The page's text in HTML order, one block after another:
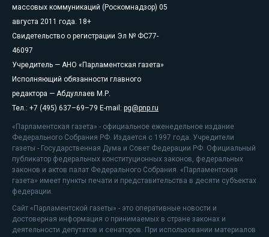
массовых коммуникаций (Роскомнадзор) 05
августа 2011 года. 18+
Свидетельство о регистрации Эл № ФС77-
46097
Учредитель — АНО «Парламентская газета»
Исполняющий обязанности главного
редактора — Абдуллаев М.Р.
Тел.: +7 (495) 637–69–79 E-mail: pg@pnp.ru
«Парламентская газета» - официальное еженедельное издание
Федерального Собрания РФ. Издается с 1997 года. Учредители
газеты - Государственная Дума и Совет Федерации РФ. Официальный
публикатор федеральных конституционных законов, федеральных
законов и актов палат Федерального Собрания. «Парламентская
газета» имеет пункты печати и представительства в десяти субъектах
федерации.
Сайт «Парламентской газеты» - это оперативные новости и
достоверная информация о принимаемых в стране законах и
деятельности депутатов и сенаторов. При использовании материалов